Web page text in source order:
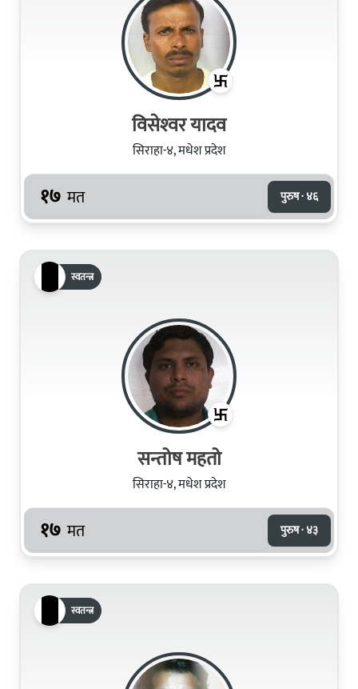
विसेश्‍वर यादव
सिराहा-४, मधेश प्रदेश
१७ मत पुरुष · ४६
स्वतन्त्र
सन्तोष महतो
सिराहा-४, मधेश प्रदेश
१७ मत पुरुष · ४३
स्वतन्त्र